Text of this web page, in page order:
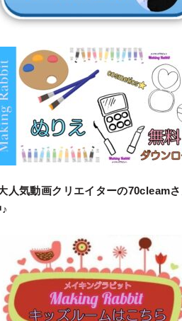
人気動画クリエイターの70cleam